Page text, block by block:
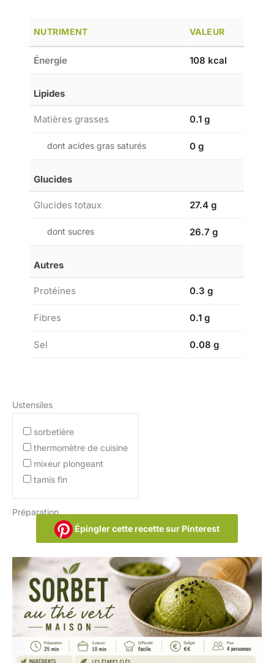
NUTRIMENT VALEUR
Énergie 108 kcal
Lipides
Matières grasses 0.1 g
dont acides gras saturés 0 g
Glucides
Glucides totaux 27.4 g
dont sucres 26.7 g
Autres
Protéines 0.3 g
Fibres 0.1 g
Sel 0.08 g
Ustensiles
sorbetière
thermomètre de cuisine
mixeur plongeant
tamis fin
Préparation
Épingler cette recette sur Pinterest